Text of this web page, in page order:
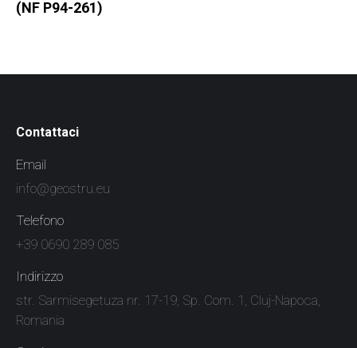
(NF P94-261)
Contattaci
Email
info@geostru.eu
Telefono
+39 0690 289 085
Indirizzo
str. Sarmisegetuza nr. 17-19, Sp. Com. 1, Cluj-Napoca,
Romania